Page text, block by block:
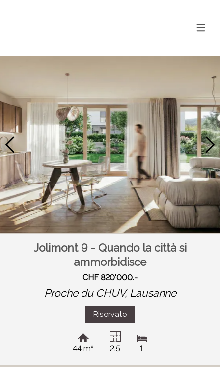
Jolimont 9 - Quando la città si
ammorbidisce
CHF 820'000.-
Proche du CHUV, Lausanne
Riservato
44 m² 2.5 1